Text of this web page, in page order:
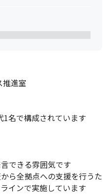
進室
1名で構成されています
できる雰囲気です
ら全拠点への支援を行うた
インで実施しています